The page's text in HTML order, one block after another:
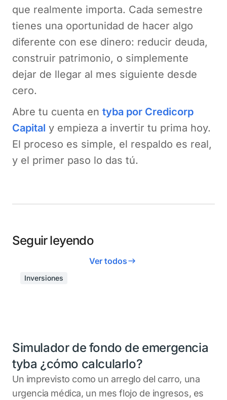
que realmente importa. Cada semestre
tienes una oportunidad de hacer algo
diferente con ese dinero: reducir deuda,
construir patrimonio, o simplemente
dejar de llegar al mes siguiente desde
cero.
Abre tu cuenta en tyba por Credicorp
Capital y empieza a invertir tu prima hoy.
El proceso es simple, el respaldo es real,
y el primer paso lo das tú.
Seguir leyendo
Ver todos
Inversiones
Simulador de fondo de emergencia
tyba ¿cómo calcularlo?
Un imprevisto como un arreglo del carro, una
urgencia médica, un mes flojo de ingresos, es